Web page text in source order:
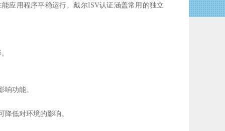
应用程序平稳运行。戴尔ISV认证涵盖常用的独立
功能。
降低对环境的影响。